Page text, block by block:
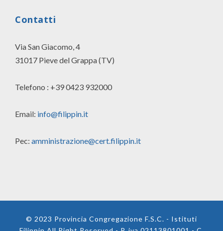
Contatti
Via San Giacomo, 4
31017 Pieve del Grappa (TV)
Telefono : +39 0423 932000
Email: info@filippin.it
Pec: amministrazione@cert.filippin.it
© 2023 Provincia Congregazione F.S.C. - Istituti